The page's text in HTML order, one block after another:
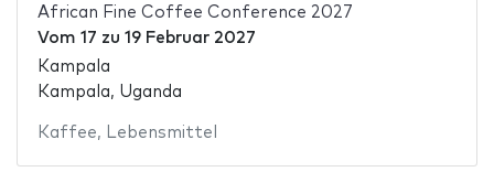
African Fine Coffee Conference 2027
Vom 17 zu 19 Februar 2027
Kampala
Kampala, Uganda
Kaffee, Lebensmittel